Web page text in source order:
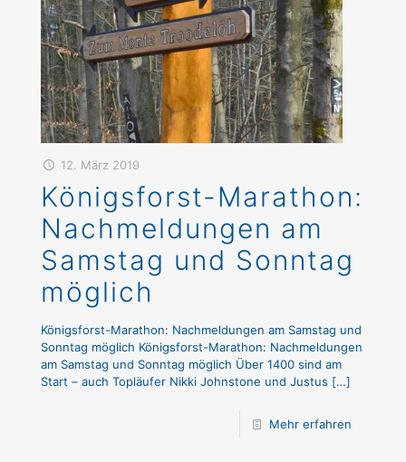
12. März 2019
Königsforst-Marathon:
Nachmeldungen am
Samstag und Sonntag
möglich
Königsforst-Marathon: Nachmeldungen am Samstag und
Sonntag möglich Königsforst-Marathon: Nachmeldungen
am Samstag und Sonntag möglich Über 1400 sind am
Start – auch Topläufer Nikki Johnstone und Justus […]
Mehr erfahren